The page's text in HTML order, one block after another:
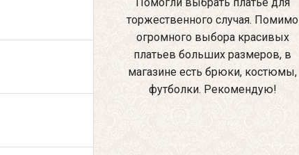
торжественного случая. Помимо
огромного выбора красивых
платьев больших размеров, в
магазине есть брюки, костюмы,
футболки. Рекомендую!